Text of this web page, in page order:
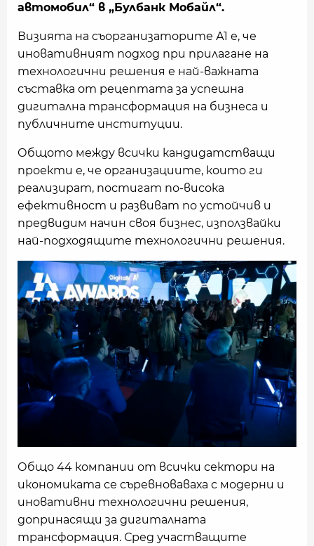
автомобил“ в „Булбанк Мобайл“.
Визията на съорганизаторите А1 е, че
иновативният подход при прилагане на
технологични решения е най-важната
съставка от рецептата за успешна
дигитална трансформация на бизнеса и
публичните институции.
Общото между всички кандидатстващи
проекти е, че организациите, които ги
реализират, постигат по-висока
ефективност и развиват по устойчив и
предвидим начин своя бизнес, използвайки
най-подходящите технологични решения.
Общо 44 компании от всички сектори на
икономиката се съревноваваха с модерни и
иновативни технологични решения,
допринасящи за дигиталната
трансформация. Сред участващите